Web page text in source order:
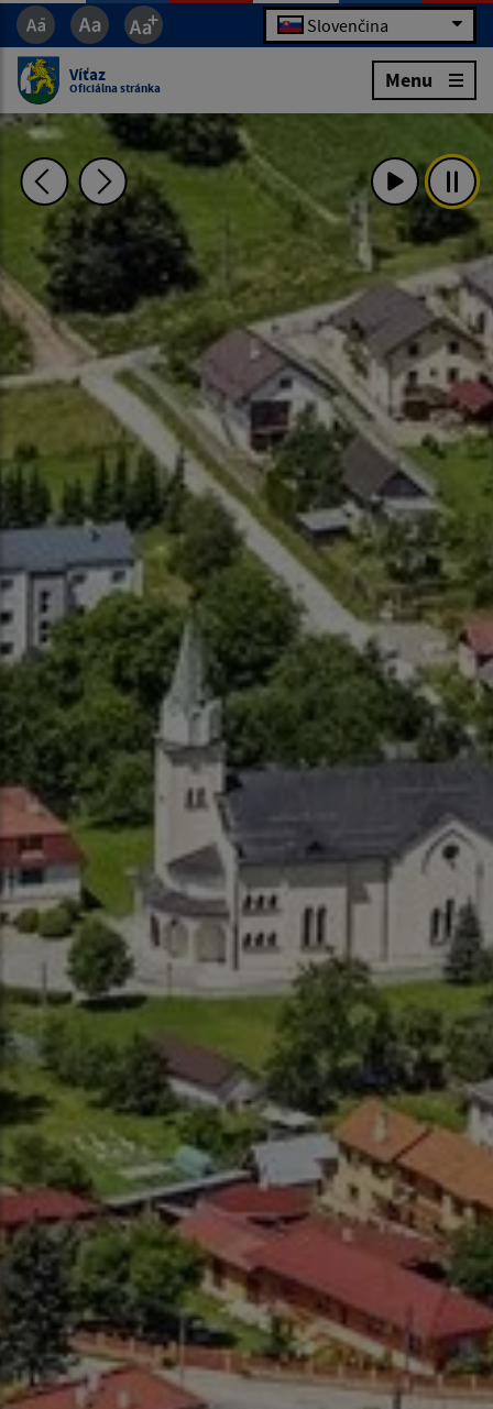
Slovenčina
Víťaz
Oficiálna stránka Menu